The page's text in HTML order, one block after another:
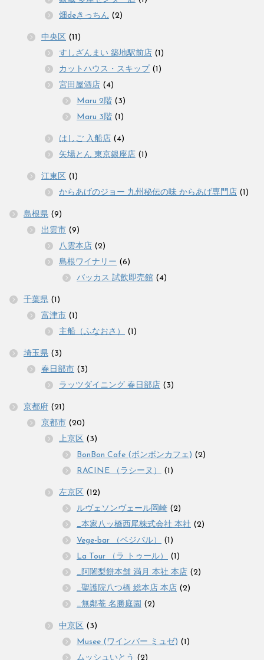
畑deきっちん (2)
中央区 (11)
すしざんまい 築地駅前店 (1)
カットハウス・スキップ (1)
宮田屋酒店 (4)
Maru 2階 (3)
Maru 3階 (1)
はしご 入船店 (4)
矢場とん 東京銀座店 (1)
江東区 (1)
からあげのジョー 九州秘伝の味 からあげ専門店 (1)
島根県 (9)
出雲市 (9)
八雲本店 (2)
島根ワイナリー (6)
バッカス 試飲即売館 (4)
千葉県 (1)
富津市 (1)
主船（ふなおさ）
(1)
埼玉県 (3)
春日部市 (3)
ラッツダイニング 春日部店 (3)
京都府 (21)
京都市 (20)
上京区 (3)
BonBon Cafe (ボンボンカフェ) (2)
RACINE （ラシーヌ）
(1)
左京区 (12)
ルヴェソンヴェール岡崎 (2)
_本家八ッ橋西尾株式会社 本社 (2)
Vege-bar （ベジバル）
(1)
La Tour （ラ トゥール）
(1)
_阿闍梨餅本舗 満月 本社 本店 (2)
_聖護院八つ橋 総本店 本店 (2)
_無鄰菴 名勝庭園 (2)
中京区 (3)
Musee (ワインバー ミュゼ) (1)
ムッシュいとう (2)